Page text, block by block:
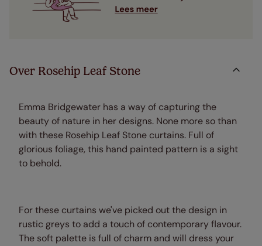
Over Rosehip Leaf Stone
Emma Bridgewater has a way of capturing the
beauty of nature in her designs. None more so than
with these Rosehip Leaf Stone curtains. Full of
glorious foliage, this hand painted pattern is a sight
to behold.
For these curtains we've picked out the design in
rustic greys to add a touch of contemporary flavour.
The soft palette is full of charm and will dress your